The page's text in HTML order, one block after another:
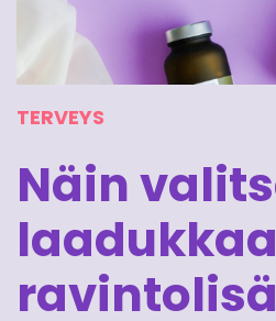
TERVEYS
Näin